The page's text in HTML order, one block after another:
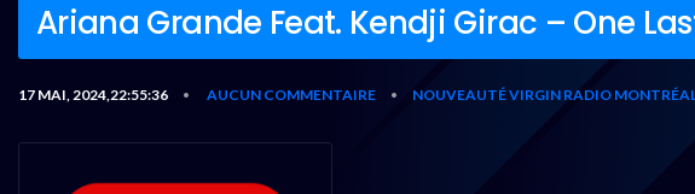
Ariana Grande Feat. Kendji Girac – One
17 MAI, 2024,22:55:36 • AUCUN COMMENTAIRE • NOUVEAUTÉ VIRGIN RADIO